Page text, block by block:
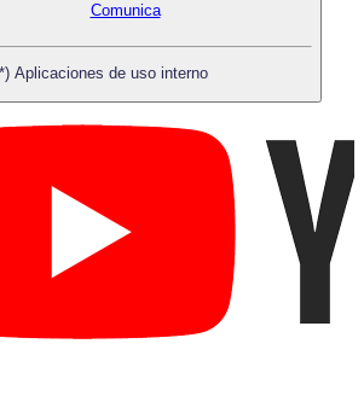
Comunica
Aplicaciones de uso interno